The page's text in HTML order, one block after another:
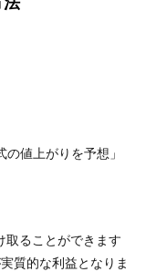
法
値上がりを予想」
取ることができます
質的な利益となりま